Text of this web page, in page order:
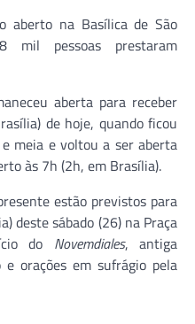
aberto na Basílica de São
mil pessoas prestaram
aberta para receber
de hoje, quando ficou
meia e voltou a ser aberta
às 7h (2h, em Brasília).
estão previstos para
deste sábado (26) na Praça
do Novemdiales, antiga
orações em sufrágio pela